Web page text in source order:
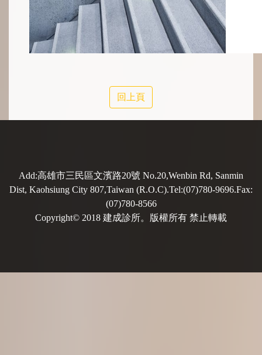
回上頁
Add:高雄市三民區文濱路20號 No.20,Wenbin Rd, Sanmin
Dist, Kaohsiung City 807,Taiwan (R.O.C).Tel:(07)780-9696.Fax:
(07)780-8566
Copyright© 2018 建成診所。版權所有 禁止轉載